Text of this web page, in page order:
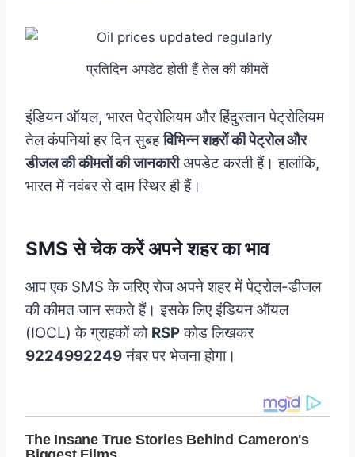
प्रतिदिन अपडेट होती हैं तेल की कीमतें
इंडियन ऑयल, भारत पेट्रोलियम और हिंदुस्तान पेट्रोलियम
तेल कंपनियां हर दिन सुबहविभिन्न शहरों की पेट्रोल और
डीजल की कीमतों की जानकारीअपडेट करती हैं। हालांकि,
भारत में नवंबर से दाम स्थिर ही हैं।
SMS से चेक करें अपने शहर का भाव
आप एक SMS के जरिए रोज अपने शहर में पेट्रोल-डीजल
की कीमत जान सकते हैं। इसके लिए इंडियन ऑयल
(IOCL) के ग्राहकों को RSPकोड लिखकर
9224992249नंबर पर भेजना होगा।